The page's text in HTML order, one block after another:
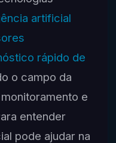
artificial
rápido de
o campo da
e
entender
pode ajudar na